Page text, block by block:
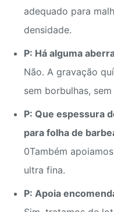
Tamanho
Tempo de execução
adequado para
densidade.
P: Há alguma
Não. A gravação
sem borbulhas,
P: Que espessura
para folha de
0Também
ultra fina.
P: Apoia